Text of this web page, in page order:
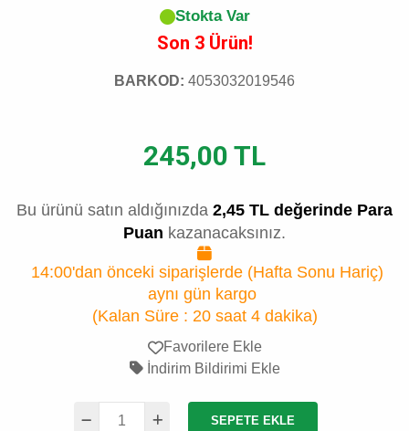
Stokta Var
Son 3 Ürün!
BARKOD: 4053032019546
245,00 TL
Bu ürünü satın aldığınızda 2,45 TL değerinde Para
Puan kazanacaksınız.
14:00'dan önceki siparişlerde (Hafta Sonu Hariç)
aynı gün kargo
(Kalan Süre : 20 saat 4 dakika)
Favorilere Ekle
İndirim Bildirimi Ekle
SEPETE EKLE